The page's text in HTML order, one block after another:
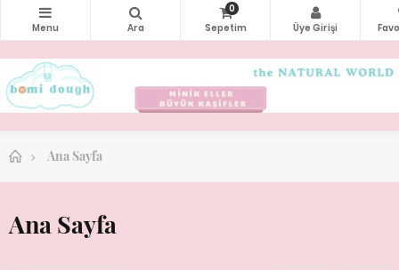
0
Ana Sayfa
Ana Sayfa